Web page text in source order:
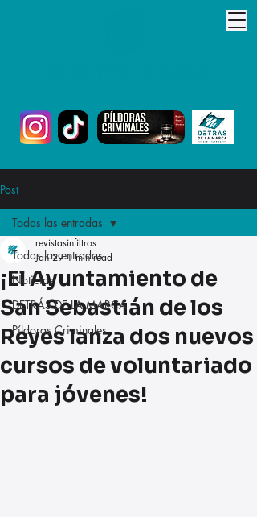
Post
Todas las entradas
Noticias
DETRÁS DE LA MARCA
Píldoras Criminales
Todas las entradas
¡El Ayuntamiento de
San Sebastián de los
Reyes lanza dos nuevos
cursos de voluntariado
para jóvenes!
revistasinfiltros
Jan 29 1 min read